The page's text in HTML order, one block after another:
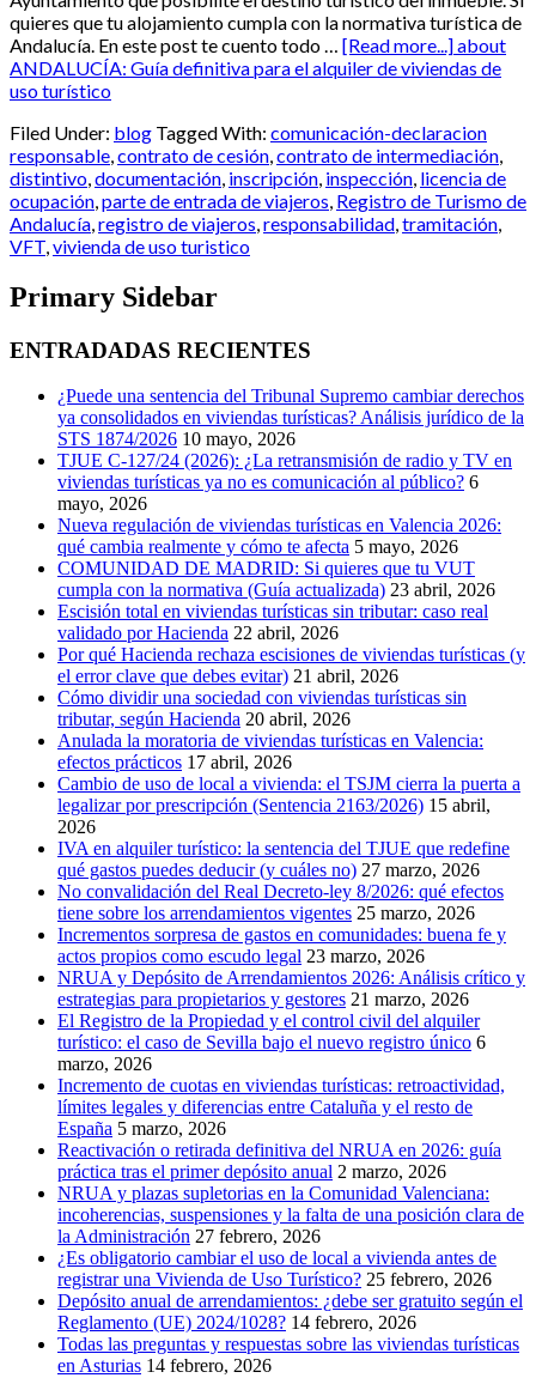
quieres que tu alojamiento cumpla con la normativa turística de
Andalucía. En este post te cuento todo … [Read more...]about
ANDALUCÍA: Guía definitiva para el alquiler de viviendas de
uso turístico
Filed Under: blog Tagged With: comunicación-declaracion
responsable contrato de cesión contrato de intermediación
distintivo documentación inscripción inspección licencia de
ocupación parte de entrada de viajeros Registro de Turismo de
Andalucía registro de viajeros responsabilidad tramitación
VFT vivienda de uso turistico
Primary Sidebar
ENTRADADAS RECIENTES
¿Puede una sentencia del Tribunal Supremo cambiar derechos
ya consolidados en viviendas turísticas? Análisis jurídico de la
STS 1874/2026 10 mayo, 2026
TJUE C-127/24 (2026): ¿La retransmisión de radio y TV en
viviendas turísticas ya no es comunicación al público? 6
mayo, 2026
Nueva regulación de viviendas turísticas en Valencia 2026:
qué cambia realmente y cómo te afecta 5 mayo, 2026
COMUNIDAD DE MADRID: Si quieres que tu VUT
cumpla con la normativa (Guía actualizada) 23 abril, 2026
Escisión total en viviendas turísticas sin tributar: caso real
validado por Hacienda 22 abril, 2026
Por qué Hacienda rechaza escisiones de viviendas turísticas (y
el error clave que debes evitar) 21 abril, 2026
Cómo dividir una sociedad con viviendas turísticas sin
tributar, según Hacienda 20 abril, 2026
Anulada la moratoria de viviendas turísticas en Valencia:
efectos prácticos 17 abril, 2026
Cambio de uso de local a vivienda: el TSJM cierra la puerta a
legalizar por prescripción (Sentencia 2163/2026) 15 abril,
2026
IVA en alquiler turístico: la sentencia del TJUE que redefine
qué gastos puedes deducir (y cuáles no) 27 marzo, 2026
No convalidación del Real Decreto-ley 8/2026: qué efectos
tiene sobre los arrendamientos vigentes 25 marzo, 2026
Incrementos sorpresa de gastos en comunidades: buena fe y
actos propios como escudo legal 23 marzo, 2026
NRUA y Depósito de Arrendamientos 2026: Análisis crítico y
estrategias para propietarios y gestores 21 marzo, 2026
El Registro de la Propiedad y el control civil del alquiler
turístico: el caso de Sevilla bajo el nuevo registro único 6
marzo, 2026
Incremento de cuotas en viviendas turísticas: retroactividad,
límites legales y diferencias entre Cataluña y el resto de
España 5 marzo, 2026
Reactivación o retirada definitiva del NRUA en 2026: guía
práctica tras el primer depósito anual 2 marzo, 2026
NRUA y plazas supletorias en la Comunidad Valenciana:
incoherencias, suspensiones y la falta de una posición clara de
la Administración 27 febrero, 2026
¿Es obligatorio cambiar el uso de local a vivienda antes de
registrar una Vivienda de Uso Turístico? 25 febrero, 2026
Depósito anual de arrendamientos: ¿debe ser gratuito según el
Reglamento (UE) 2024/1028? 14 febrero, 2026
Todas las preguntas y respuestas sobre las viviendas turísticas
en Asturias 14 febrero, 2026